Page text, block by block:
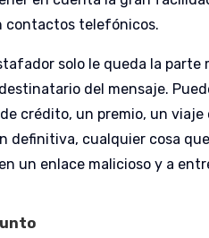
contactos telefónicos.
solo le queda la
del mensaje.
crédito, un premio, un viaje
definitiva, cualquier cosa
un enlace malicioso y a